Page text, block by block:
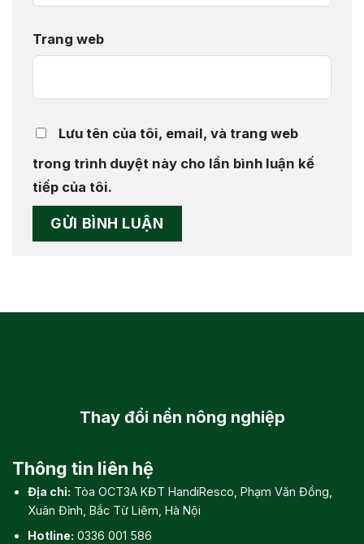
Trang web
Lưu tên của tôi, email, và trang web
trong trình duyệt này cho lần bình luận kế
tiếp của tôi.
Thay đổi nền nông nghiệp
Thông tin liên hệ
Địa chỉ: Tòa OCT3A KĐT HandiResco, Phạm Văn Đồng,
Xuân Đỉnh, Bắc Từ Liêm, Hà Nội
Hotline: 0336 001 586